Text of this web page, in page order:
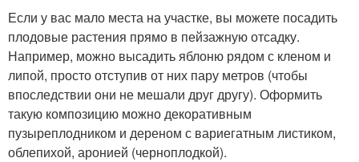
Если у вас мало места на участке, вы можете посадить
плодовые растения прямо в пейзажную отсадку.
Например, можно высадить яблоню рядом с кленом и
липой, просто отступив от них пару метров (чтобы
впоследствии они не мешали друг другу). Оформить
такую композицию можно декоративным
пузыреплодником и дереном с вариегатным листиком,
облепихой, аронией (черноплодкой).